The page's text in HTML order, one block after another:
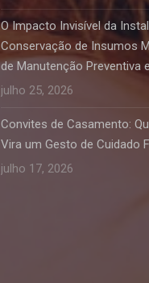
O Impacto Invisível da
Conservação de Insumos
de Manutenção Preventiva
julho 25, 2026
Convites de Casamento:
Vira um Gesto de Cuidado
julho 17, 2026